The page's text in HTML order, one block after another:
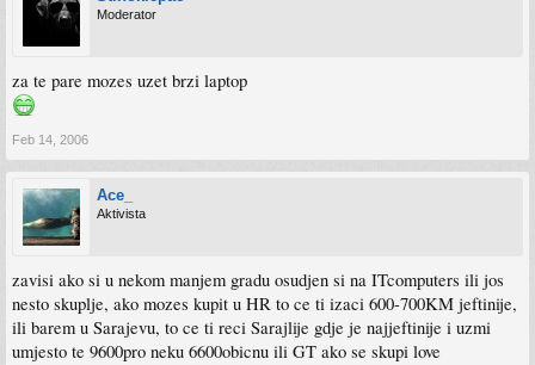
Moderator
za te pare mozes uzet brzi laptop
Feb 14, 2006
Ace_
Aktivista
zavisi ako si u nekom manjem gradu osudjen si na ITcomputers ili jos
nesto skuplje, ako mozes kupit u HR to ce ti izaci 600-700KM jeftinije,
ili barem u Sarajevu, to ce ti reci Sarajlije gdje je najjeftinije i uzmi
umjesto te 9600pro neku 6600obicnu ili GT ako se skupi love